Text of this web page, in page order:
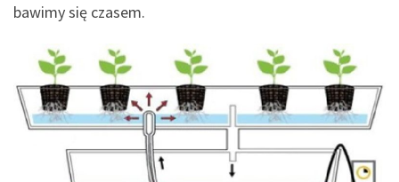
bawimy się czasem.